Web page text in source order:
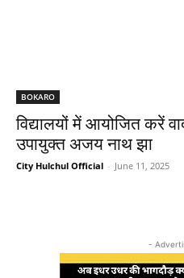
BOKARO
विद्यालयों में आयोजित करें
उपायुक्त अजय नाथ झा
City Hulchul Official - June 11, 2025
-